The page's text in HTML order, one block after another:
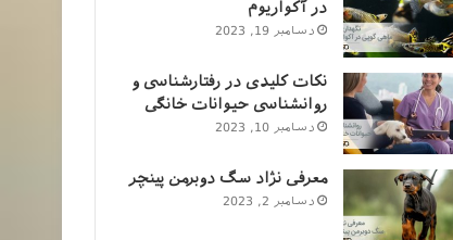
در آکواریوم
دسامبر 19, 2023
نکات کلیدی در رفتارشناسی و
روانشناسی حیوانات خانگی
دسامبر 10, 2023
معرفی نژاد سگ دوبرمن پینچر
دسامبر 2, 2023